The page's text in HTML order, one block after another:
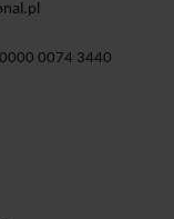
0074 3440